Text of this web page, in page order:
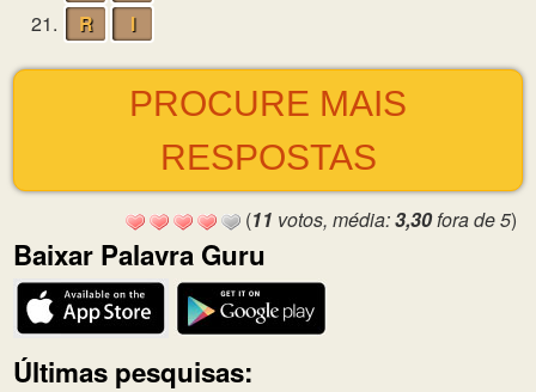
21.
R I
PROCURE MAIS
RESPOSTAS
(11 votos, média:3,30fora de 5)
Baixar Palavra Guru
Últimas pesquisas: